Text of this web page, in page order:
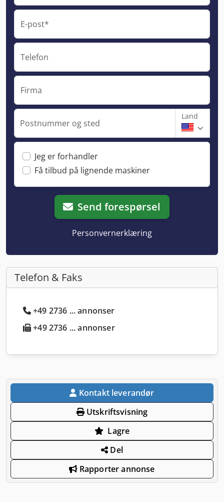
E-post*
Telefon
Firma
Postnummer og sted
Land
Jeg er forhandler
Få tilbud på lignende maskiner
Send forespørsel
Personvernerklæring
Telefon & Faks
+49 2736 ... annonser
+49 2736 ... annonser
Kontakt leverandør
Utskriftsvisning
Lagre
Del
Rapporter annonse